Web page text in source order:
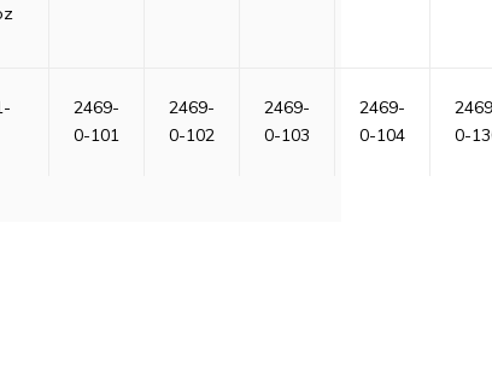
2469-
0-101
2469-
0-102
2469-
0-103
2469-
0-104
0-